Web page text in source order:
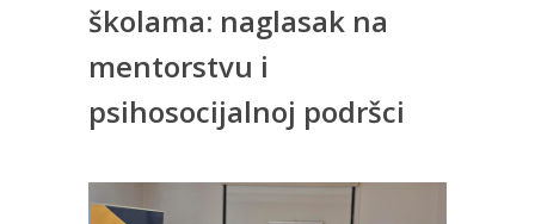
školama: naglasak na
mentorstvu i
psihosocijalnoj podršci